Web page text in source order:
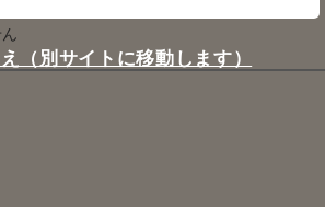
（別サイトに移動します）